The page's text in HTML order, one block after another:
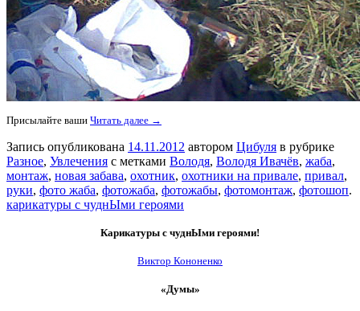
Присылайте ваши Читать далее →
Запись опубликована 14.11.2012 автором Цибуля в рубрике
Разное, Увлечения с метками Володя, Володя Ивачёв, жаба,
монтаж, новая забава, охотник, охотники на привале, привал,
руки, фото жаба, фотожаба, фотожабы, фотомонтаж, фотошоп.
карикатуры с чуднЫми героями
Карикатуры с чуднЫми героями!
Виктор Кононенко
«Думы»